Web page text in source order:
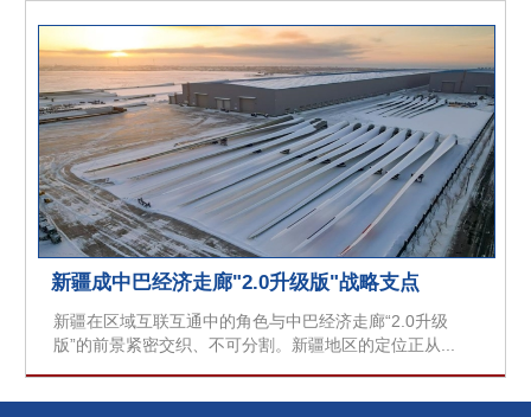
新疆成中巴经济走廊"2.0升级版"战略支点
新疆在区域互联互通中的角色与中巴经济走廊“2.0升级
版”的前景紧密交织、不可分割。新疆地区的定位正从...